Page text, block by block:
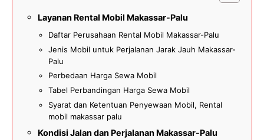
Layanan Rental Mobil Makassar-Palu
Daftar Perusahaan Rental Mobil Makassar-Palu
Jenis Mobil untuk Perjalanan Jarak Jauh Makassar-
Palu
Perbedaan Harga Sewa Mobil
Tabel Perbandingan Harga Sewa Mobil
Syarat dan Ketentuan Penyewaan Mobil, Rental
mobil makassar palu
Kondisi Jalan dan Perjalanan Makassar-Palu